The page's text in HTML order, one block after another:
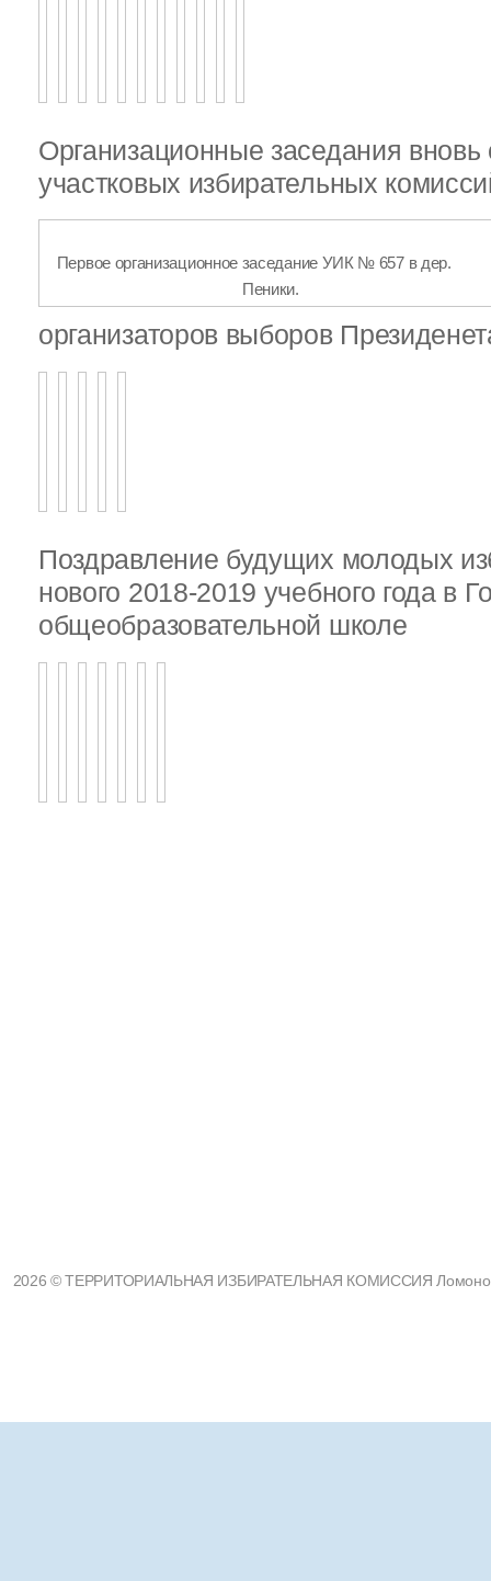
Организационные заседания
участковых избирательных
Первое организационное заседание УИК № 657 в дер.
Пеники.
организаторов выборов
Поздравление будущих молодых
нового 2018-2019 учебного года в
общеобразовательной школе
2026 © ТЕРРИТОРИАЛЬНАЯ ИЗБИРАТЕЛЬНАЯ КОМИССИЯ